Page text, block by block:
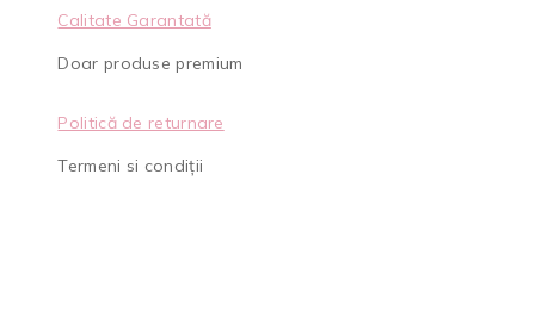
Calitate Garantată
Doar produse premium
Politică de returnare
Termeni si condiții